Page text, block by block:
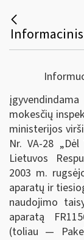
įgyvendindama
mokesčių
ministerijos
Nr. VA-28
Lietuvos
2003 m.
aparatų ir
naudojimo
aparatą
(toliau —